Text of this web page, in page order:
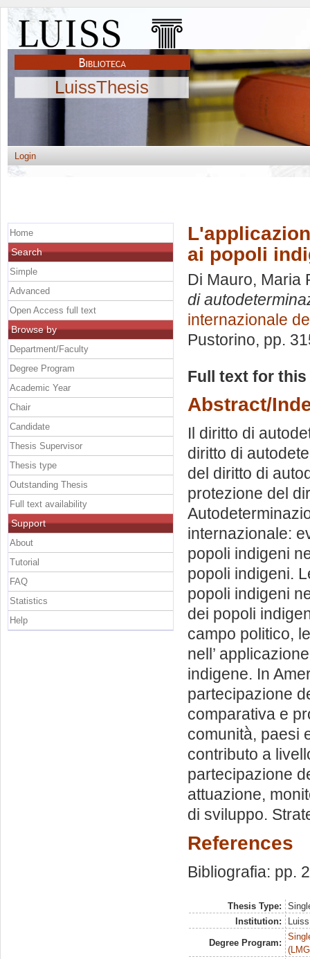
LuissThesis
Login
ai popoli
Di Mauro, Maria
di
internazionale
Pustorino, pp.
Full text for
Abstract/
Il diritto di
diritto di
del diritto di
protezione del
internazionale:
popoli indigeni
popoli indigeni.
popoli indigeni
dei popoli
campo politico,
nell’
indigene. In
partecipazione
comparativa e
comunità̀, paesi
contributo a
partecipazione
attuazione,
di sviluppo.
References
Bibliografia: pp.
Thesis Type:
Institution:
Degree Program:
Home
Search
Simple
Advanced
Open Access full text
Browse by
Department/Faculty
Degree Program
Academic Year
Chair
Candidate
Thesis Supervisor
Thesis type
Outstanding Thesis
Full text availability
Support
About
Tutorial
FAQ
Statistics
Help